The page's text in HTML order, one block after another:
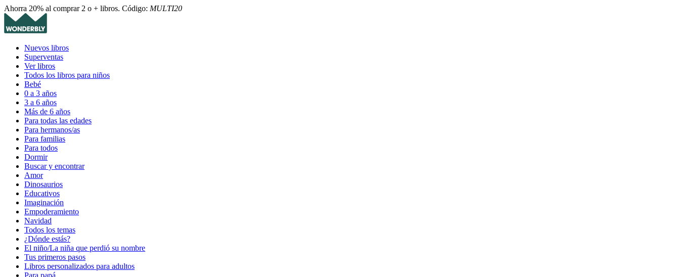
Ahorra 20% al comprar 2 o + libros. Código: MULTI20
Nuevos libros
Superventas
Ver libros
Todos los libros para niños
Bebé
0 a 3 años
3 a 6 años
Más de 6 años
Para todas las edades
Para hermanos/as
Para familias
Para todos
Dormir
Buscar y encontrar
Amor
Dinosaurios
Educativos
Imaginación
Empoderamiento
Navidad
Todos los temas
¿Dónde estás?
El niño/La niña que perdió su nombre
Tus primeros pasos
Libros personalizados para adultos
Para papá